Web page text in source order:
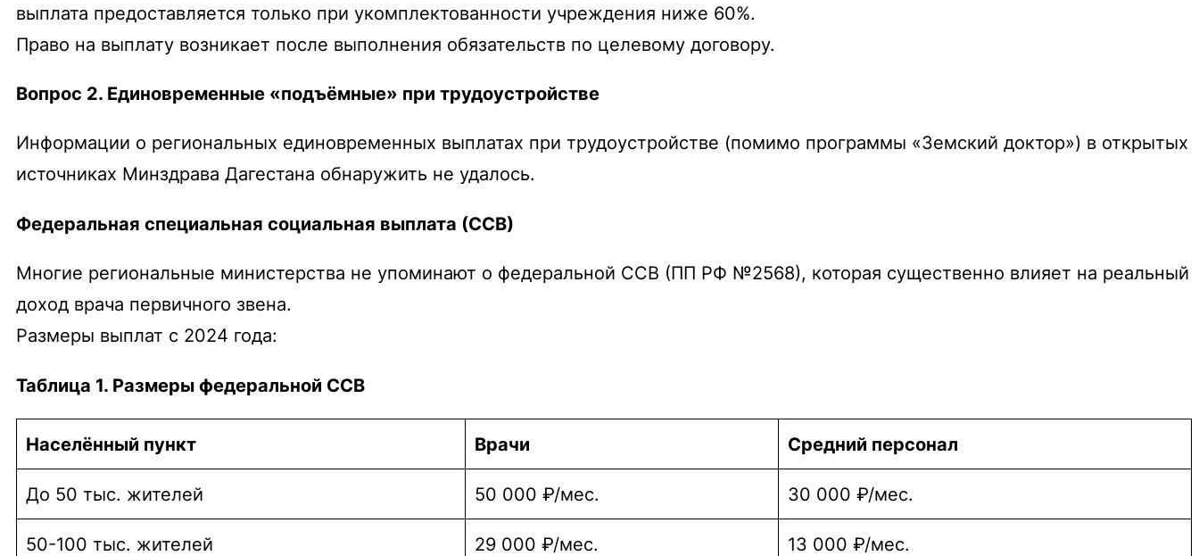
выплата предоставляется только при укомплектованности учреждения ниже 60%.
Право на выплату возникает после выполнения обязательств по целевому договору.
Вопрос 2. Единовременные «подъёмные» при трудоустройстве
Информации о региональных единовременных выплатах при трудоустройстве (помимо программы «Земский доктор») в открытых
источниках Минздрава Дагестана обнаружить не удалось.
Федеральная специальная социальная выплата (ССВ)
Многие региональные министерства не упоминают о федеральной ССВ (ПП РФ №2568), которая существенно влияет на реальный
доход врача первичного звена.
Размеры выплат с 2024 года:
Таблица 1. Размеры федеральной ССВ
Населённый пункт Врачи Средний персонал
До 50 тыс. жителей 50 000 ₽/мес. 30 000 ₽/мес.
50-100 тыс. жителей 29 000 ₽/мес. 13 000 ₽/мес.